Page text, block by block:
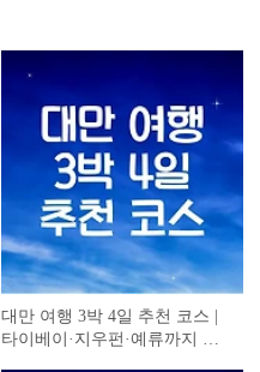
대만 여행 3박 4일 추천 코스 |
타이베이·지우펀·예류까지 완